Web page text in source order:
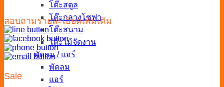
โต๊ะสตูล
โต๊ะกลางโซฟา
โต๊ะสนาม
โต๊ะไม้จัดงาน
พัดลม / แอร์
พัดลม
แอร์
สอบถามรายละเอียดเพิ่มเติม
Sale